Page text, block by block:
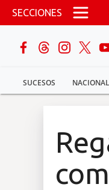
Pasar al contenido
SECCIONES
SUCESOS NACIONAL
buscar
Sucesos